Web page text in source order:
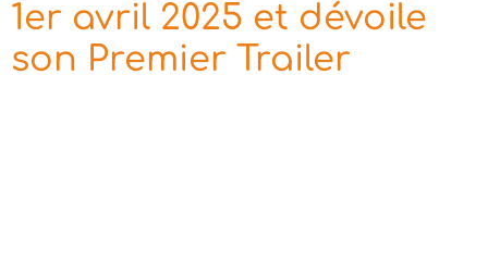
1er avril 2025 et dévoile
son Premier Trailer